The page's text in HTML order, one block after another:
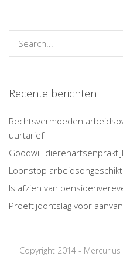
Recente berichten
Rechtsvermoeden
uurtarief
Goodwill
Loonstop
Is afzien van
Proeftijdontslag voor
Copyright 2014 -